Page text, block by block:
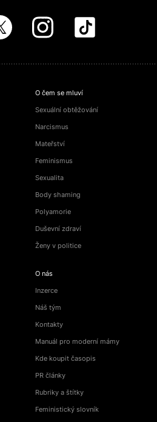
O čem se mluví
Sexuální obtěžování
Narcismus
Mateřství
Feminismus
Sexualita
Body shaming
Polyamorie
Duševní zdraví
Ženy v politice
O nás
Inzerce
Náš tým
Kontakty
Manuál pro moderní mámy
Kde koupit časopis
PR články
Rubriky a štítky
Feministický slovník